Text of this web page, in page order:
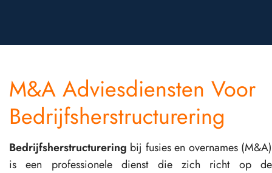
M&A Adviesdiensten Voor
Bedrijfsherstructurering
Bedrijfsherstructurering bij fusies en overnames (M&A)
is een professionele dienst die zich richt op de